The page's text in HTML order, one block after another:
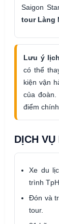
Saigon
tour Làng
Lưu ý
có thể
kiện vận
của
điểm
DỊCH
Xe du
trình
Đón và
tour.